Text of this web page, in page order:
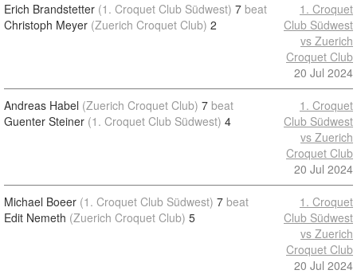
Erich Brandstetter (1. Croquet Club Südwest) 7 beat
Christoph Meyer (Zuerich Croquet Club) 2
1. Croquet
Club Südwest
vs Zuerich
Croquet Club
20 Jul 2024
Andreas Habel (Zuerich Croquet Club) 7 beat
Guenter Steiner (1. Croquet Club Südwest) 4
1. Croquet
Club Südwest
vs Zuerich
Croquet Club
20 Jul 2024
Michael Boeer (1. Croquet Club Südwest) 7 beat
Edit Nemeth (Zuerich Croquet Club) 5
1. Croquet
Club Südwest
vs Zuerich
Croquet Club
20 Jul 2024